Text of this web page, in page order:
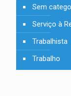
Sem
Serviço à
Trabalhista
Trabalho